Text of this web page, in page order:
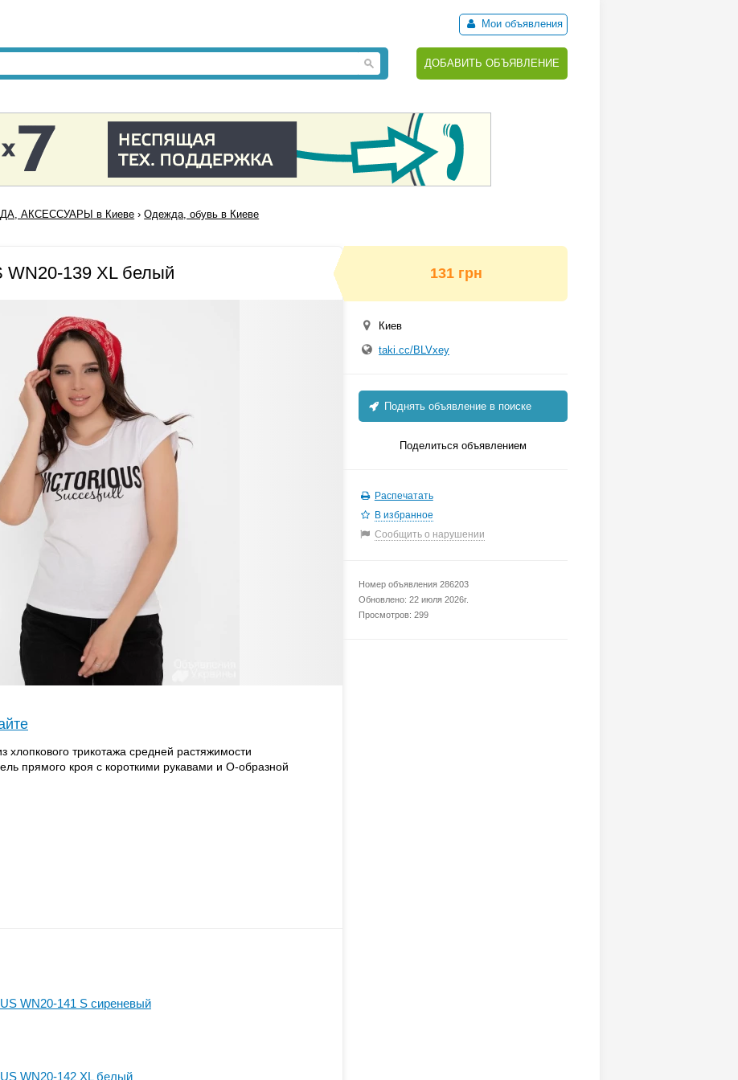
Мои объявления
ДОБАВИТЬ ОБЪЯВЛЕНИЕ
АКСЕССУАРЫ в Киеве ›Одежда, обувь в Киеве
WN20-139 XL белый
хлопкового трикотажа средней растяжимости
прямого кроя с короткими рукавами и О-образной
WN20-141 S сиреневый
WN20-142 XL белый
131 грн
Киев
taki.cc/BLVxey
Поднять объявление в поиске
Поделиться объявлением
Распечатать
В избранное
Сообщить о нарушении
Номер объявления 286203
Обновлено: 22 июля 2026г.
Просмотров: 299